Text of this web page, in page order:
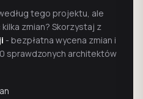
tego projektu, ale
zmian? Skorzystaj z
- bezpłatna wycena zmian i
sprawdzonych architektów